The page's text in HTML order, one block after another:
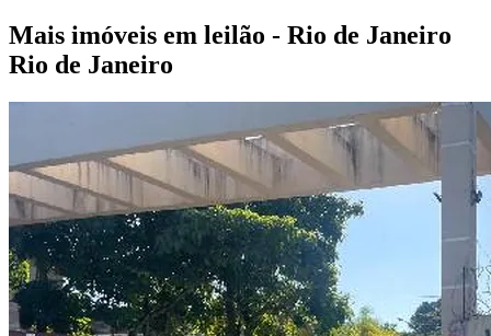
Mais imóveis em leilão - Rio de Janeiro
Rio de Janeiro